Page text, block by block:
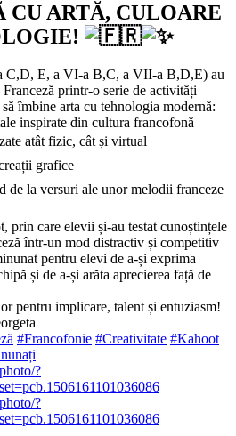
CU ARTĂ, CULOARE
C,D, E, a VI-a B,C, a VII-a B,D,E) au
printr-o serie de activități
îmbine arta cu tehnologia modernă:
inspirate din cultura francofonă
atât fizic, cât și virtual
grafice
de la versuri ale unor melodii franceze
prin care elevii și-au testat cunoștințele
într-un mod distractiv și competitiv
pentru elevi de a-și exprima
și de a-și arăta aprecierea față de
pentru implicare, talent și entuziasm!
#Francofonie #Creativitate #Kahoot
?
?